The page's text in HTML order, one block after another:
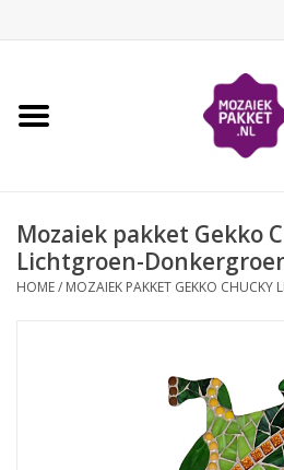
Home
Volwassenen
Losse mozaïekmaterialen
Mozaiek pakket Gekko
Lichtgroen-
HOME/ MOZAIEK PAKKET GEKKO CHUCKY